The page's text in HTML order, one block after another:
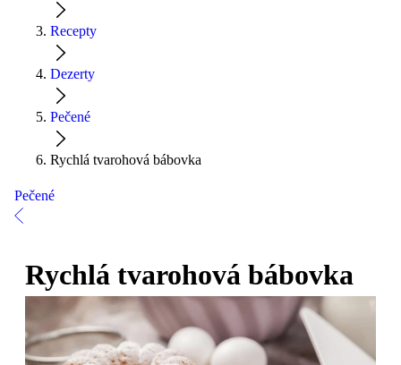
Recepty
Dezerty
Pečené
Rychlá tvarohová bábovka
Pečené
Rychlá tvarohová bábovka